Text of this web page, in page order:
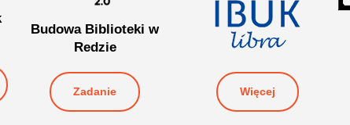
Budowa Biblioteki w
Redzie
Zadanie Więcej